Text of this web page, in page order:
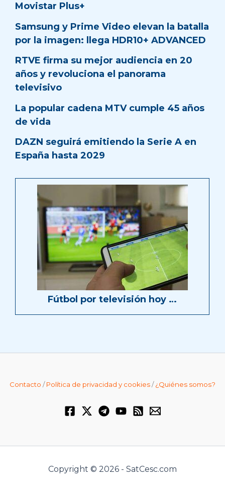
Movistar Plus+
Samsung y Prime Video elevan la batalla
por la imagen: llega HDR10+ ADVANCED
RTVE firma su mejor audiencia en 20
años y revoluciona el panorama
televisivo
La popular cadena MTV cumple 45 años
de vida
DAZN seguirá emitiendo la Serie A en
España hasta 2029
Fútbol por televisión hoy …
Contacto /Política de privacidad y cookies/¿Quiénes somos?
Copyright © 2026 - SatCesc.com